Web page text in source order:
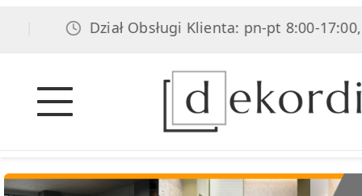
Dział Obsługi Klienta: pn-pt 8:00-17:00,